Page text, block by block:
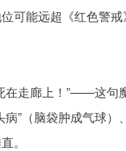
可能远超《红色警戒
在走廊上！”——这句
”（脑袋肿成气球）
。